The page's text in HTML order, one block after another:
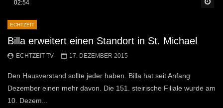
02:54
ECHTZEIT
Billa erweitert einen Standort in St. Michael
ECHTZEIT-TV 17. DEZEMBER 2015
Den Hausverstand sollte jeder haben. Billa hat seit Anfang
Dezember einen mehr davon. Die 151. steirische Filiale wurde am
10. Dezem...